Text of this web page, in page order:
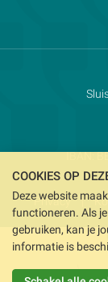
IBAN:
Privacy
COOKIES OP
Deze website
functioneren. Als
gebruiken, kan je
informatie is